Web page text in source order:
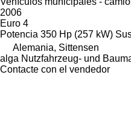
2006
Euro 4
Potencia 350 Hp (257 kW)
Alemania, Sittensen
alga Nutzfahrzeug- und
Contacte con el vendedor